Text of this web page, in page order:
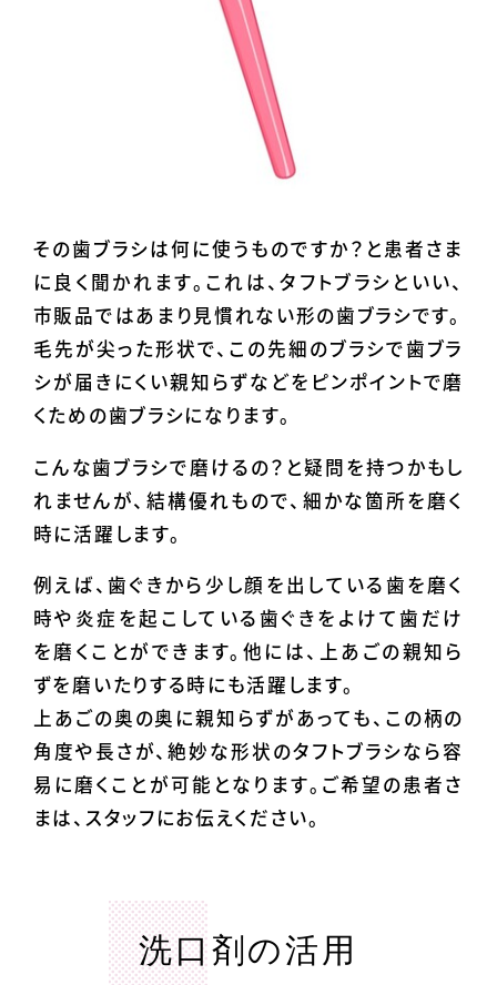
その歯ブラシは何に使うものですか？と患者さま
に良く聞かれます。これは、タフトブラシといい、
市販品ではあまり見慣れない形の歯ブラシです。
毛先が尖った形状で、この先細のブラシで歯ブラ
シが届きにくい親知らずなどをピンポイントで磨
くための歯ブラシになります。
こんな歯ブラシで磨けるの？と疑問を持つかもし
れませんが、結構優れもので、細かな箇所を磨く
時に活躍します。
例えば、歯ぐきから少し顔を出している歯を磨く
時や炎症を起こしている歯ぐきをよけて歯だけ
を磨くことができます。他には、上あごの親知ら
ずを磨いたりする時にも活躍します。
上あごの奥の奥に親知らずがあっても、この柄の
角度や長さが、絶妙な形状のタフトブラシなら容
易に磨くことが可能となります。ご希望の患者さ
まは、スタッフにお伝えください。
洗口剤の活用